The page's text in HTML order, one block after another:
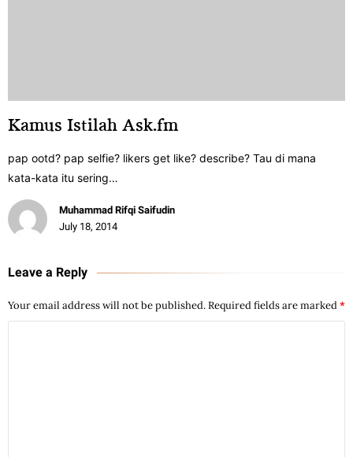
Kamus Istilah Ask.fm
pap ootd? pap selfie? likers get like? describe? Tau di mana
kata-kata itu sering…
Muhammad Rifqi Saifudin
July 18, 2014
Leave a Reply
Your email address will not be published.Required fields are marked*